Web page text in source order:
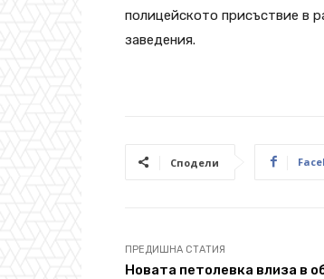
полицейското присъствие в
заведения.
Сподели
ПРЕДИШНА СТАТИЯ
Новата петолевка влиза в